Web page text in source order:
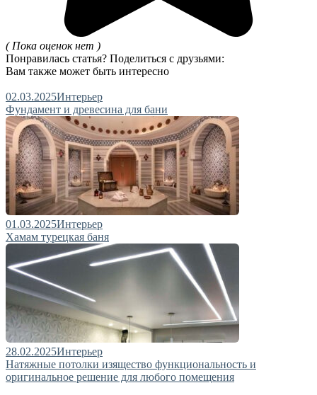
( Пока оценок нет )
Понравилась статья? Поделиться с друзьями:
Вам также может быть интересно
02.03.2025Интерьер
Фундамент и древесина для бани
01.03.2025Интерьер
Хамам турецкая баня
28.02.2025Интерьер
Натяжные потолки изящество функциональность и
оригинальное решение для любого помещения